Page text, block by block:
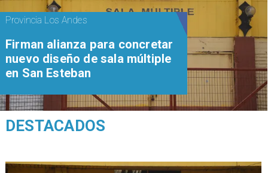
Provincia Los Andes
​​Firman alianza para concretar
nuevo diseño de sala múltiple
en San Esteban
DESTACADOS